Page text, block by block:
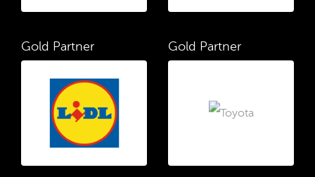
Gold Partner Gold Partner